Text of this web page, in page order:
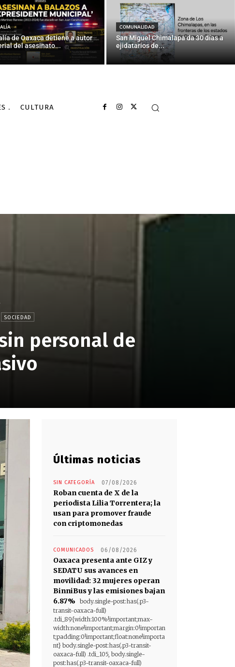
de Oaxaca detiene a autor
del asesinato...
COMUNALIDAD
San Miguel Chimalapa da 30 días a
ejidatarios de...
CULTURA
SOCIEDAD
personal de
Últimas noticias
SIN CATEGORÍA 07/08/2026
Roban cuenta de X de la
periodista Lilia Torrentera; la
usan para promover fraude
con criptomonedas
COMUNICADOS 06/08/2026
Oaxaca presenta ante GIZ y
SEDATU sus avances en
movilidad: 32 mujeres operan
BinniBus y las emisiones bajan
6.87%
body.single-post:has(.p3-
transit-oaxaca-full)
.tdi_89{width:100%!important;max-
width:none!important;margin:0!importan
t;padding:0!important;float:none!importa
nt} body.single-post:has(.p3-transit-
oaxaca-full) .tdi_105, body.single-
post:has(.p3-transit-oaxaca-full)